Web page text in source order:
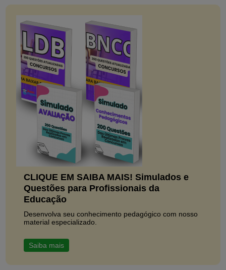
CLIQUE EM SAIBA MAIS! Simulados e
Questões para Profissionais da
Educação
Desenvolva seu conhecimento pedagógico com nosso
material especializado.
Saiba mais